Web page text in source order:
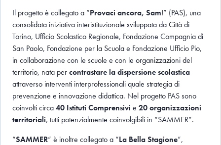
Il progetto è collegato a “Provaci ancora, Sam!” (PAS), una
consolidata iniziativa interistituzionale sviluppata da Città di
Torino, Ufficio Scolastico Regionale, Fondazione Compagnia di
San Paolo, Fondazione per la Scuola e Fondazione Ufficio Pio,
in collaborazione con le scuole e con le organizzazioni del
territorio, nata percontrastare la dispersione scolastica
attraverso interventi interprofessionali quale strategia di
prevenzione e innovazione didattica. Nel progetto PAS sono
coinvolti circa40 Istituti Comprensivi e 20 organizzazioni
territoriali, tutti potenzialmente coinvolgibili in “SAMMER”.
“SAMMER” è inoltre collegato a “La Bella Stagione”,